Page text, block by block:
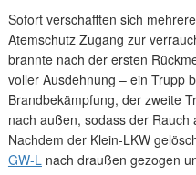
Sofort verschafften sich
Atemschutz Zugang zur
brannte nach der ersten
voller Ausdehnung – ein Trupp
Brandbekämpfung, der zweite
nach außen, sodass der
Nachdem der Klein-LKW
GW-L nach draußen gezogen